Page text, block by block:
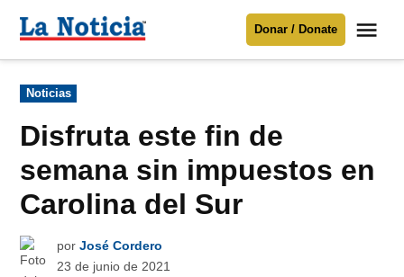
Para mantenerte informado necesitamos
Donar
contenido
Noticia
Donar / Donate
Publicado
en
Noticias
Disfruta este fin de
semana sin impuestos en
Carolina del Sur
por José Cordero
23 de junio de 2021